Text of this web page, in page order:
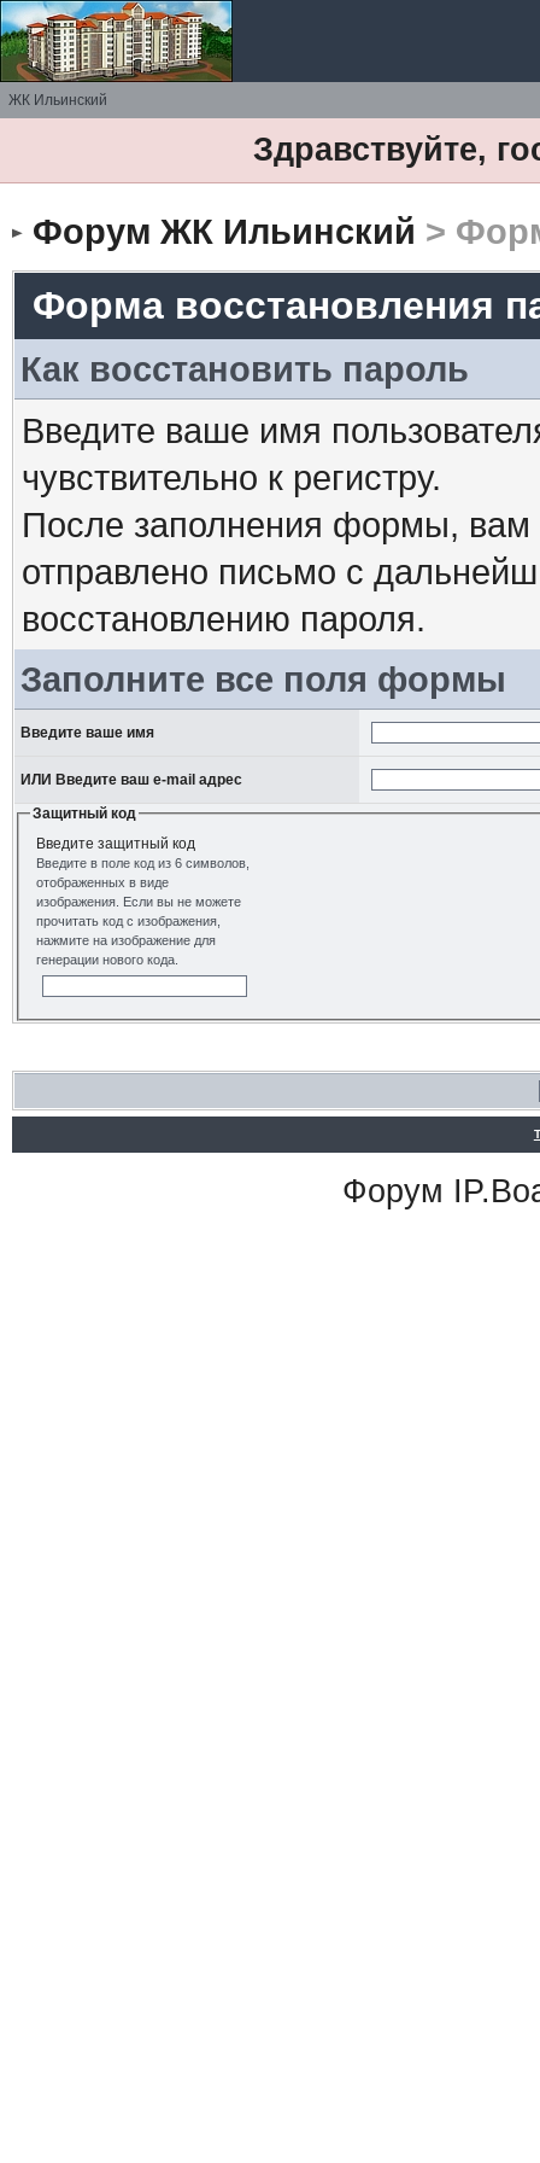
ЖК Ильинский
Здравствуйте,
Форум ЖК Ильинский >
Форма восстановления
Как восстановить пароль
Введите ваше имя
чувствительно к регистру.
После заполнения формы, вам
отправлено письмо с
восстановлению пароля.
Заполните все поля формы
Введите ваше имя
ИЛИ Введите ваш e-mail адрес
Защитный код
Введите защитный код
Введите в поле код из 6 символов,
отображенных в виде
изображения. Если вы не можете
прочитать код с изображения,
нажмите на изображение для
генерации нового кода.
Форум